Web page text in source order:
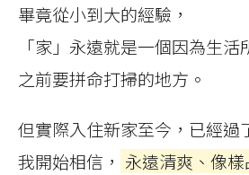
畢竟從小到大的經驗，
「家」永遠就是一個因為生
之前要拼命打掃的地方。
但實際入住新家至今，已經過
我開始相信， 永遠清爽、像